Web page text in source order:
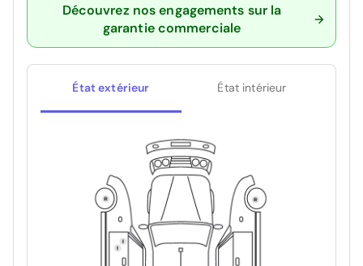
Découvrez nos engagements sur la
garantie commerciale
État extérieur État intérieur